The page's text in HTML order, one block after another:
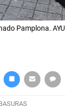
Pamplona.